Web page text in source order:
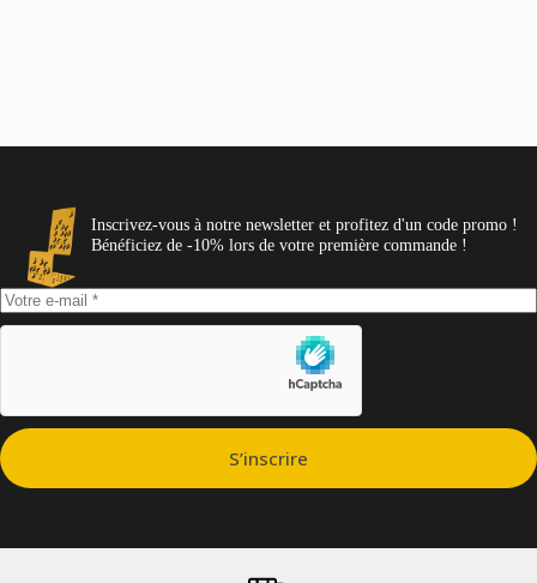
Inscrivez-vous à notre newsletter et profitez d'un code promo !
Bénéficiez de -10% lors de votre première commande !
S’inscrire